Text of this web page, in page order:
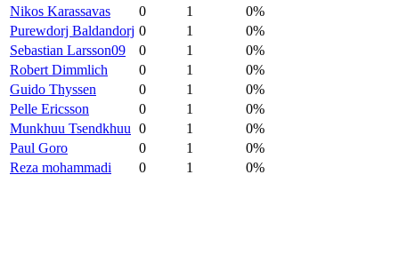
Nikos Karassavas
0 1
0%
Purewdorj Baldandorj 0 1
0%
Sebastian Larsson09
0 1
0%
Robert Dimmlich
0 1
0%
Guido Thyssen
0 1
0%
Pelle Ericsson
0 1
0%
Munkhuu Tsendkhuu 0 1
0%
Paul Goro
0 1
0%
Reza mohammadi
0 1 0%